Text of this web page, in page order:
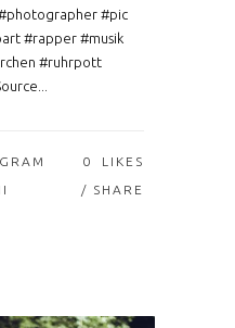
#pic
#rapper #musik
#ruhrpott
0
LIKES
SHARE